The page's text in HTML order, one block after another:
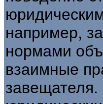
например,
нормами
взаимные